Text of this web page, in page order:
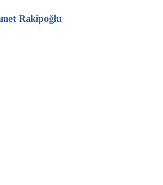
Rakipoğlu